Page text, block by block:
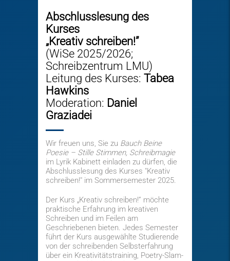
Abschlusslesung des
Kurses
„Kreativ schreiben!”
(WiSe 2025/2026;
Schreibzentrum LMU)
Leitung des Kurses: Tabea
Hawkins
Moderation: Daniel
Graziadei
Wir freuen uns, Sie zu Bauch Beine
Poesie – Stille Stimmen, Schreibmagie
im Lyrik Kabinett einladen zu dürfen, die
Abschlusslesung des Kurses "Kreativ
schreiben!" im Sommersemester 2025.
Der Kurs „Kreativ schreiben!” möchte
praktische Erfahrung im kreativen
Schreiben und im Feilen am
Geschriebenen bieten. Jedes Semester
führt der Kurs ausgewählte Studierende
von der schreibenden Selbsterfahrung
über ein Kreativitätstraining, Poetry-Slam-